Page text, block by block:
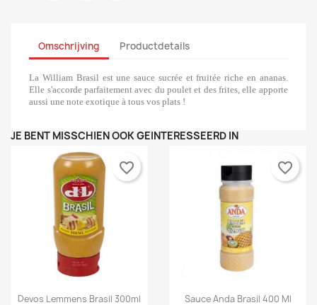
Omschrijving Productdetails
La William Brasil est une sauce sucrée et fruitée riche en ananas.
Elle s'accorde parfaitement avec du poulet et des frites, elle apporte
aussi une note exotique à tous vos plats !
JE BENT MISSCHIEN OOK GEÏNTERESSEERD IN
Snel bekijken
Devos Lemmens Brasil 300ml
favorite_border
Snel bekijken
Sauce Anda Brasil 400 Ml
favorite_border